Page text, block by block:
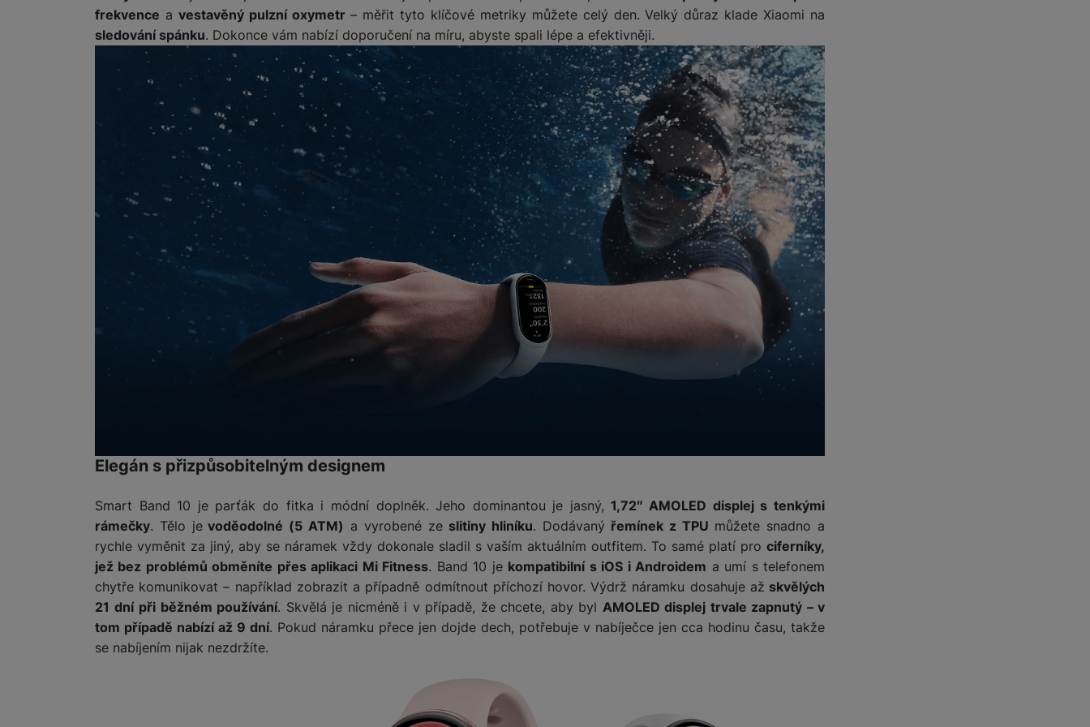
Marketingové cookies používáme my nebo naši partneři, abychom vám mohli zobrazit vhodné obsahy nebo reklamy jak
na našich stránkách, tak na stránkách třetích stran.
frekvence a vestavěný pulzní oxymetr– měřit tyto klíčové metriky můžete celý den. Velký důraz klade Xiaomi na
sledování spánku. Dokonce vám nabízí doporučení na míru, abyste spali lépe a efektivněji.
Elegán s přizpůsobitelným designem
Smart Band 10 je parťák do fitka i módní doplněk. Jeho dominantou je jasný, 1,72″ AMOLED displej s tenkými
rámečky. Tělo jevoděodolné (5 ATM) a vyrobené ze slitiny hliníku. Dodávaný řemínek z TPU můžete snadno a
rychle vyměnit za jiný, aby se náramek vždy dokonale sladil s vaším aktuálním outfitem. To samé platí pro ciferníky,
jež bez problémů obměníte přes aplikaci Mi Fitness. Band 10 je kompatibilní s iOS i Androidem a umí s telefonem
chytře komunikovat – například zobrazit a případně odmítnout příchozí hovor. Výdrž náramku dosahuje až skvělých
21 dní při běžném používání. Skvělá je nicméně i v případě, že chcete, aby byl AMOLED displej trvale zapnutý – v
tom případě nabízí až 9 dní. Pokud náramku přece jen dojde dech, potřebuje v nabíječce jen cca hodinu času, takže
se nabíjením nijak nezdržíte.